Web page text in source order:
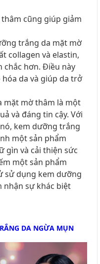
cũng giúp giảm
trắng da mặt mờ
collagen và elastin,
chắc hơn. Điều này
da và giúp da trở
mặt mờ thâm là một
và đáng tin cậy. Với
kem dưỡng trắng
một sản phẩm
gìn và cải thiện sức
một sản phẩm
sử dụng kem dưỡng
nhận sự khác biệt
DA NGỪA MỤN